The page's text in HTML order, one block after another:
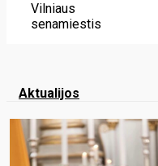
Vilniaus
senamiestis
Aktualijos